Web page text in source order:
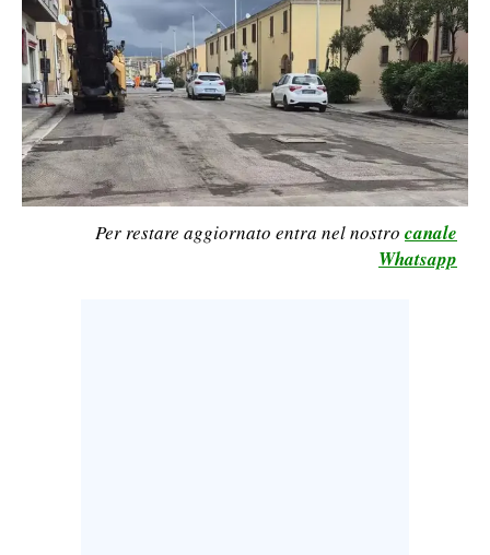
ECONOMIA
SERVIZI ALLE IMPRESE
LAVORO
BANDI
SPORT IN SARDEGNA
Per restare aggiornato entra nel nostro canale
Whatsapp